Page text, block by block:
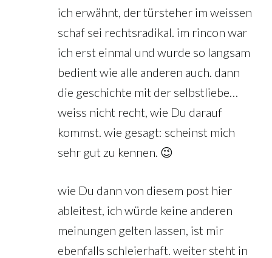
ich erwähnt, der türsteher im weissen
schaf sei rechtsradikal. im rincon war
ich erst einmal und wurde so langsam
bedient wie alle anderen auch. dann
die geschichte mit der selbstliebe…
weiss nicht recht, wie Du darauf
kommst. wie gesagt: scheinst mich
sehr gut zu kennen. 😉
wie Du dann von diesem post hier
ableitest, ich würde keine anderen
meinungen gelten lassen, ist mir
ebenfalls schleierhaft. weiter steht in